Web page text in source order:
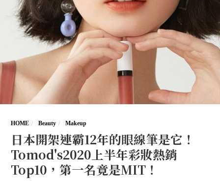
HOME Beauty Makeup
日本開架連霸12年的眼線筆是它！
Tomod's2020上半年彩妝熱銷
Top10，第一名竟是MIT！